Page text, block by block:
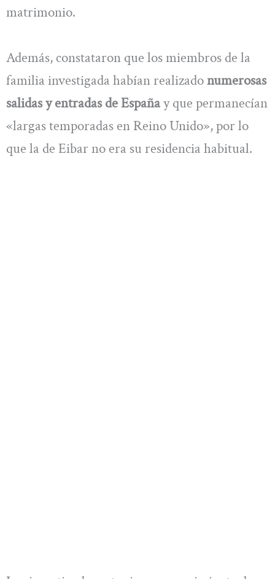
matrimonio.
Además, constataron que los miembros de la
familia investigada habían realizadonumerosas
salidas y entradas de Españay que permanecían
«largas temporadas en Reino Unido», por lo
que la de Eibar no era su residencia habitual.